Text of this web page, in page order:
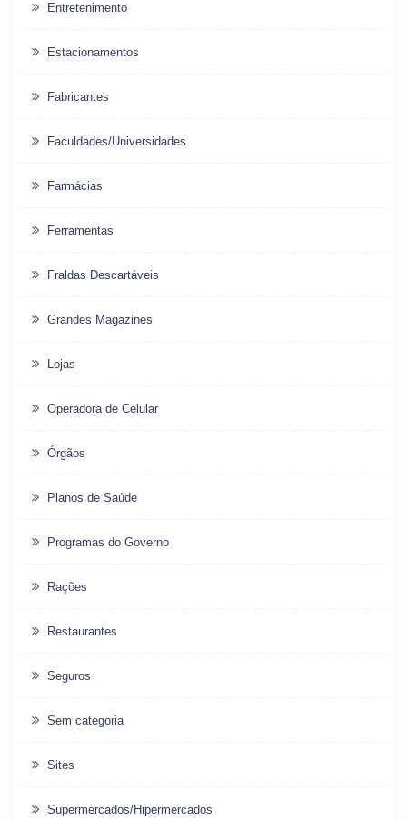
Entretenimento
Estacionamentos
Fabricantes
Faculdades/Universidades
Farmácias
Ferramentas
Fraldas Descartáveis
Grandes Magazines
Lojas
Operadora de Celular
Órgãos
Planos de Saúde
Programas do Governo
Rações
Restaurantes
Seguros
Sem categoria
Sites
Supermercados/Hipermercados